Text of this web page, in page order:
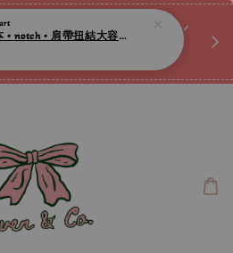
晶手鍊』嗎ꕀ♡ 私訊我們.ᐟ.ᐟ
這邊按下去